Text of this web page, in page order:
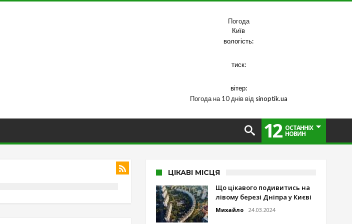
Погода
Київ
вологість:
тиск:
вітер:
Погода на 10 днів від sinoptik.ua
12 ОСТАННІХ
НОВИН
ЦІКАВІ МІСЦЯ
Що цікавого подивитись на
лівому березі Дніпра у Києві
Михайло 24.03.2024